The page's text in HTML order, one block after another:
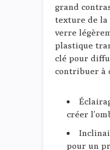
grand
texture de
verre
plastique
clé pour
contribuer à
créer
pour un